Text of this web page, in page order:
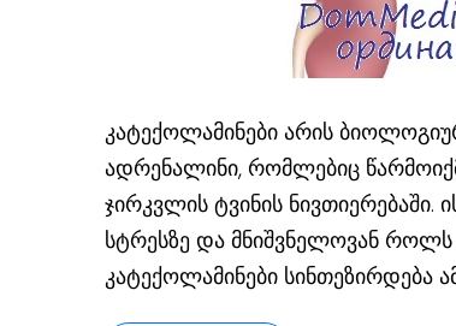
კატექოლამინები არის
ადრენალინი, რომლებიც
ჯირკვლის ტვინის ნივთიერებაში.
სტრესზე და მნიშვნელოვან როლს
კატექოლამინები სინთეზირდება